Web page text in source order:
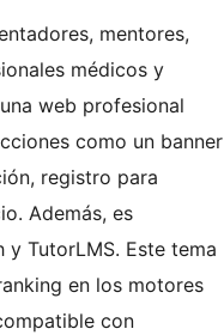
mentores,
médicos y
web profesional
como un banner
registro para
Además, es
TutorLMS. Este tema
en los motores
con